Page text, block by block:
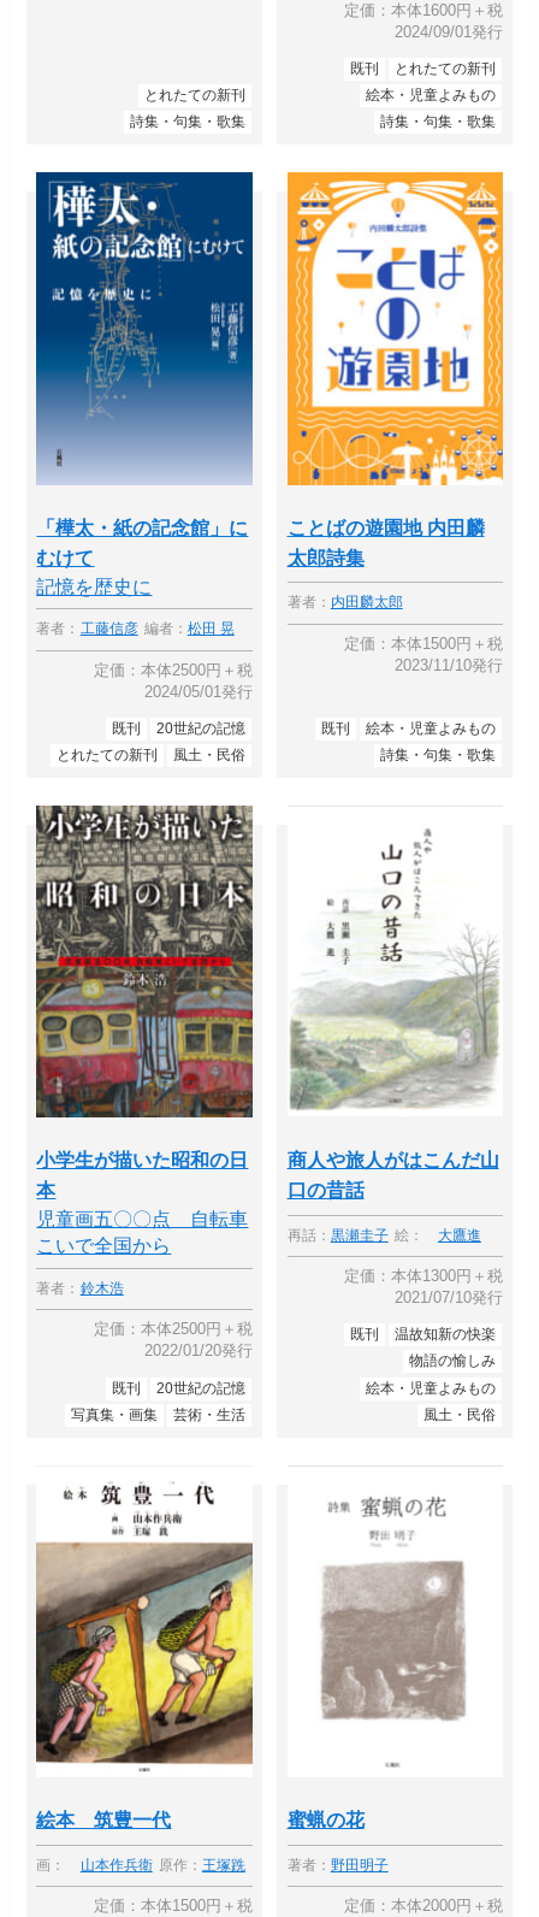
とれたての新刊
詩集・句集・歌集
定価：本体1600円＋税
2024/09/01発行
既刊
とれたての新刊
絵本・児童よみもの
詩集・句集・歌集
「樺太・紙の記念館」に
むけて
記憶を歴史に
著者： 工藤信彦 編者： 松田 晃
定価：本体2500円＋税
2024/05/01発行
既刊
20世紀の記憶
とれたての新刊
風土・民俗
ことばの遊園地 内田麟
太郎詩集
著者： 内田麟太郎
定価：本体1500円＋税
2023/11/10発行
既刊
絵本・児童よみもの
詩集・句集・歌集
小学生が描いた昭和の日
本
児童画五〇〇点 自転車
こいで全国から
著者： 鈴木浩
定価：本体2500円＋税
2022/01/20発行
既刊
20世紀の記憶
写真集・画集
芸術・生活
商人や旅人がはこんだ山
口の昔話
再話： 黒瀬圭子 絵： 大鷹進
定価：本体1300円＋税
2021/07/10発行
既刊
温故知新の快楽
物語の愉しみ
絵本・児童よみもの
風土・民俗
絵本 筑豊一代
画： 山本作兵衛 原作： 王塚跣
定価：本体1500円＋税
蜜蝋の花
著者： 野田明子
定価：本体2000円＋税